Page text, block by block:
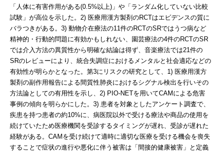
「人体に有害作用がある(0.5%以上)」や「ランダム化していない比較
試験」が高位を示した。2) 医療用漢方製剤のRCTはエビデンスの質に
バラつきがある。3) 動物介在療法の11件のRCTのSRではうつ病など
精神的・行動的問題に有効かもしれない、園芸療法の4件のRCTのSR
では介入方法の異質性から明確な結論は得ず、音楽療法では21件の
SRのレビューにより、統合失調症におけるメンタルと社会適応などの
有効性が明らかとなった。第3にリスクの研究として、1) 医療用漢方
製剤の副作用報告による間質性肺炎におけるシグナル検出を行いその
方法論としての有用性を示し、2) PIO-NETを用いてCAMによる危害
事例の傾向を明らかにした。3) 患者を対象としたアンケート調査で、
疾患を持つ患者の約10%に、病医院以外で受ける療法や商品の使用を
続けていたため医療機関を受診するタイミングが遅れ、受診が遅れた
経験がある。CAMを受け続けて適時に適切な医療を受ける機会を喪失
することで症状の進行や悪化に伴う被害は「間接的健康被害」と定義